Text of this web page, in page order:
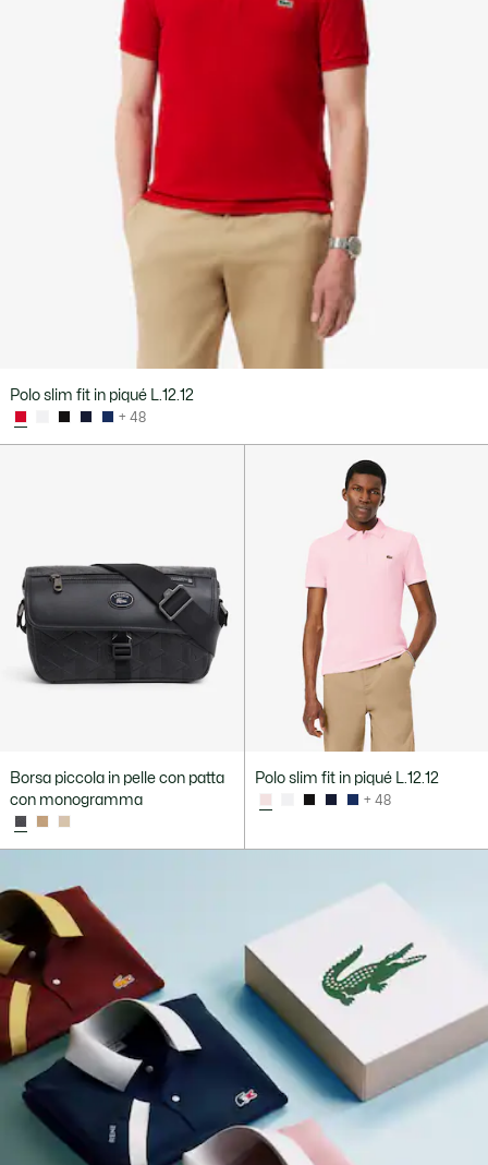
Polo slim fit in piqué L.12.12
+ 48
Borsa piccola in pelle con patta
con monogramma
Polo slim fit in piqué L.12.12
+ 48